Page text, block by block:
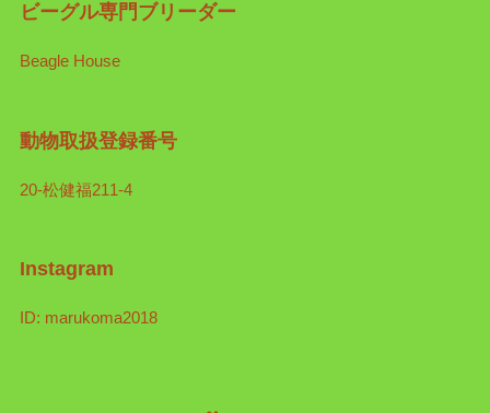
ビーグル専門ブリーダー
Beagle House
動物取扱登録番号
20-松健福211-4
Instagram
ID: marukoma2018